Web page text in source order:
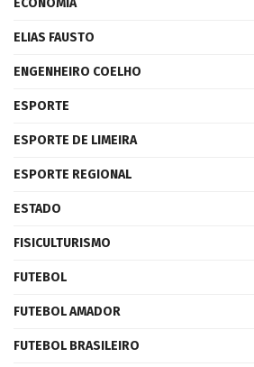
ELIAS FAUSTO
ENGENHEIRO COELHO
ESPORTE
ESPORTE DE LIMEIRA
ESPORTE REGIONAL
ESTADO
FISICULTURISMO
FUTEBOL
FUTEBOL AMADOR
FUTEBOL BRASILEIRO